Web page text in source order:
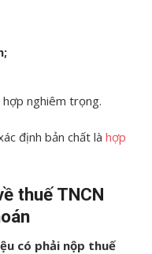
nghiêm trọng.
định bản chất là hợp
thuế TNCN
có phải nộp thuế